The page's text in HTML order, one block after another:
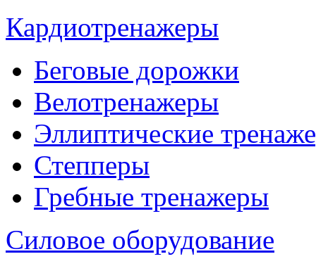
Кардиотренажеры
Беговые дорожки
Велотренажеры
Эллиптические
Степперы
Гребные тренажеры
Силовое оборудование